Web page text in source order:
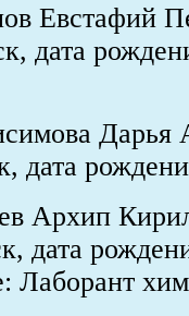
Евстафий
дата
Дарья
дата
Архип
дата
Лаборант